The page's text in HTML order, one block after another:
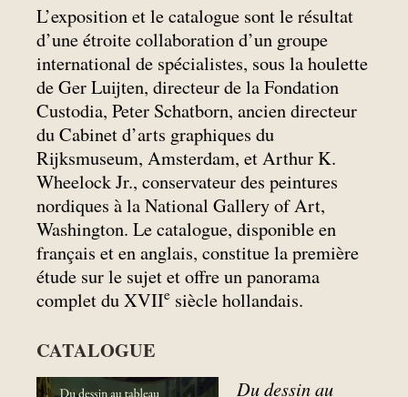
L’exposition et le catalogue sont le résultat
d’une étroite collaboration d’un groupe
international de spécialistes, sous la houlette
de Ger Luijten, directeur de la Fondation
Custodia, Peter Schatborn, ancien directeur
du Cabinet d’arts graphiques du
Rijksmuseum, Amsterdam, et Arthur K.
Wheelock Jr., conservateur des peintures
nordiques à la National Gallery of Art,
Washington. Le catalogue, disponible en
français et en anglais, constitue la première
étude sur le sujet et offre un panorama
complet du XVIIe siècle hollandais.
CATALOGUE
Du dessin au